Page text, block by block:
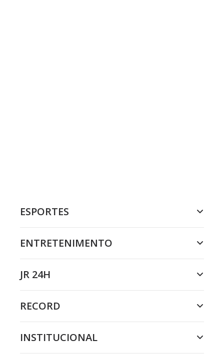
ESPORTES
ENTRETENIMENTO
JR 24H
RECORD
INSTITUCIONAL